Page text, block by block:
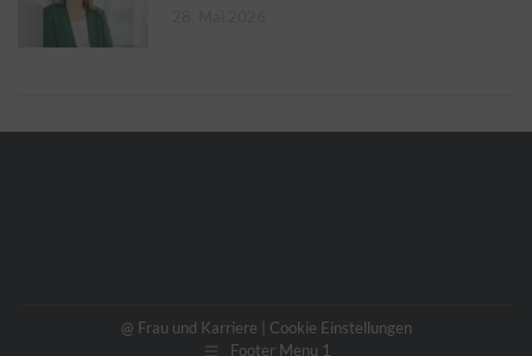
@ Frau und Karriere | Cookie Einstellungen
Footer Menu 1